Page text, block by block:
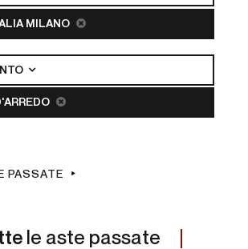
MILANO
PASSATE
le aste passate